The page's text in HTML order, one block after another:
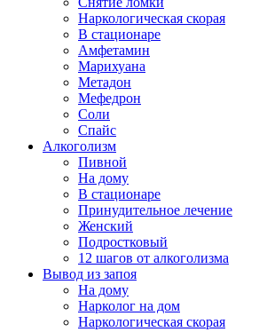
Наркологическая скорая
В стационаре
Амфетамин
Марихуана
Метадон
Мефедрон
Соли
Спайс
Алкоголизм
Пивной
На дому
В стационаре
Принудительное лечение
Женский
Подростковый
12 шагов от алкоголизма
Вывод из запоя
На дому
Нарколог на дом
Наркологическая скорая